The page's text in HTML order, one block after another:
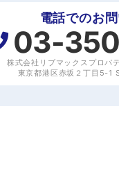
電話でのお
03-
株式会社リブマックスプロパ
東京都港区赤坂２丁目5-1